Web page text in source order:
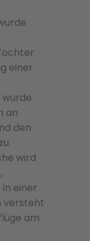
einer
an
den
wird
einer
versteht
am